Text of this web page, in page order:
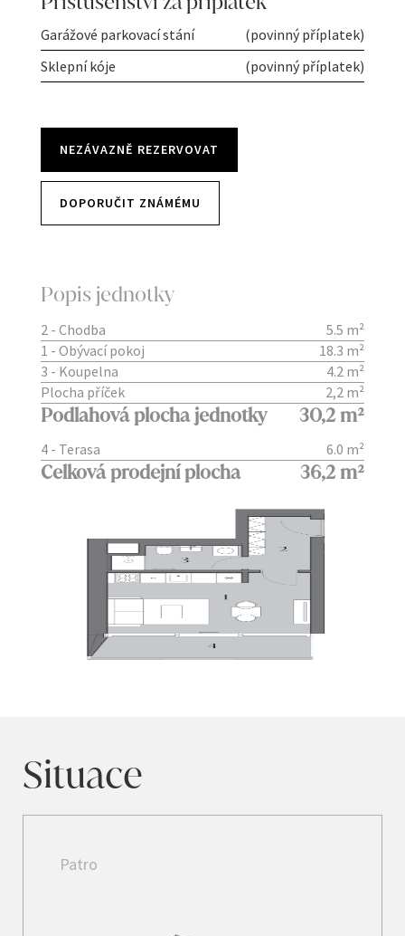
Garážové parkovací stání
(povinný příplatek)
Sklepní kóje
(povinný příplatek)
NEZÁVAZNĚ REZERVOVAT
DOPORUČIT ZNÁMÉMU
Popis jednotky
2 - Chodba
5.5 m²
1 - Obývací pokoj
18.3 m²
3 - Koupelna
4.2 m²
Plocha příček
2,2 m²
Podlahová plocha jednotky 30,2 m²
4 - Terasa 6.0 m²
Celková prodejní plocha 36,2 m²
Situace
Patro